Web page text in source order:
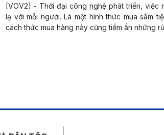
[VOV2] - Thời đại công nghệ phát triển, việc
lạ với mỗi người. Là một hình thức mua sắm
cách thức mua hàng này cũng tiềm ẩn những